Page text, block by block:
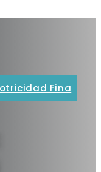
Fina